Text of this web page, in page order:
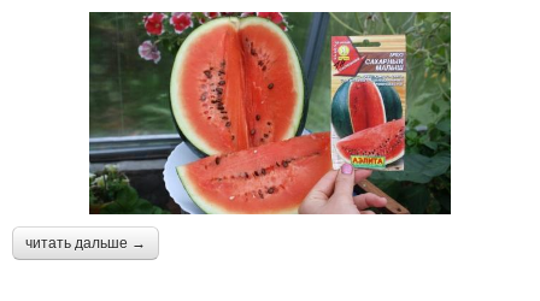
читать дальше →